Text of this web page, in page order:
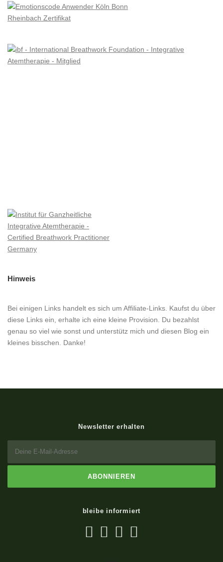
Bei einigen Links handelt es sich um Affiliate-Links. Kaufst du über
diese Links ein, erhalte ich eine kleine Provision. Du bezahlst
genau so viel wie sonst und unterstütz mich und diesen Blog ein
kleines bisschen. Danke!
Copyright © 2026 Atemglück OnePress